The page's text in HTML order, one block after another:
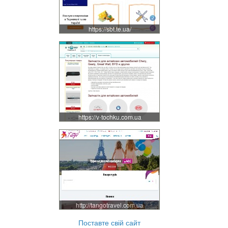
https://sbt.te.ua/
https://v-tochku.com.ua
http://tangotravel.com.ua
Поставте свій сайт